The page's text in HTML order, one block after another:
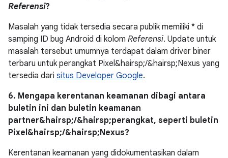
Referensi?
Masalah yang tidak tersedia secara publik memiliki * di
samping ID bug Android di kolom Referensi. Update untuk
masalah tersebut umumnya terdapat dalam driver biner
terbaru untuk perangkat Pixel&hairsp;/&hairsp;Nexus yang
tersedia dari situs Developer Google.
6. Mengapa kerentanan keamanan dibagi antara
buletin ini dan buletin keamanan
partner&hairsp;/&hairsp;perangkat, seperti buletin
Pixel&hairsp;/&hairsp;Nexus?
Kerentanan keamanan yang didokumentasikan dalam